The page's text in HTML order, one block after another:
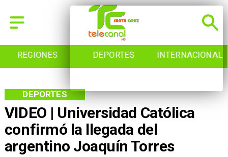
REGIONES DEPORTES INTERNACIONAL
VIDEO | Universidad Católica
confirmó la llegada del
argentino Joaquín Torres
DEPORTES